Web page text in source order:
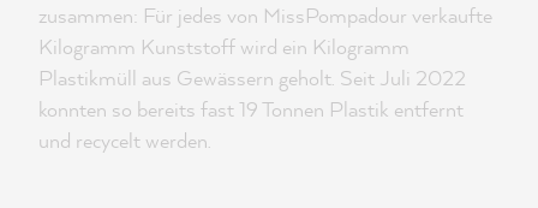
zusammen: Für jedes von MissPompadour verkaufte
Kilogramm Kunststoff wird ein Kilogramm
Plastikmüll aus Gewässern geholt. Seit Juli 2022
konnten so bereits fast 19 Tonnen Plastik entfernt
und recycelt werden.